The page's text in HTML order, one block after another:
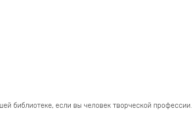
библиотеке, если вы человек творческой профессии.